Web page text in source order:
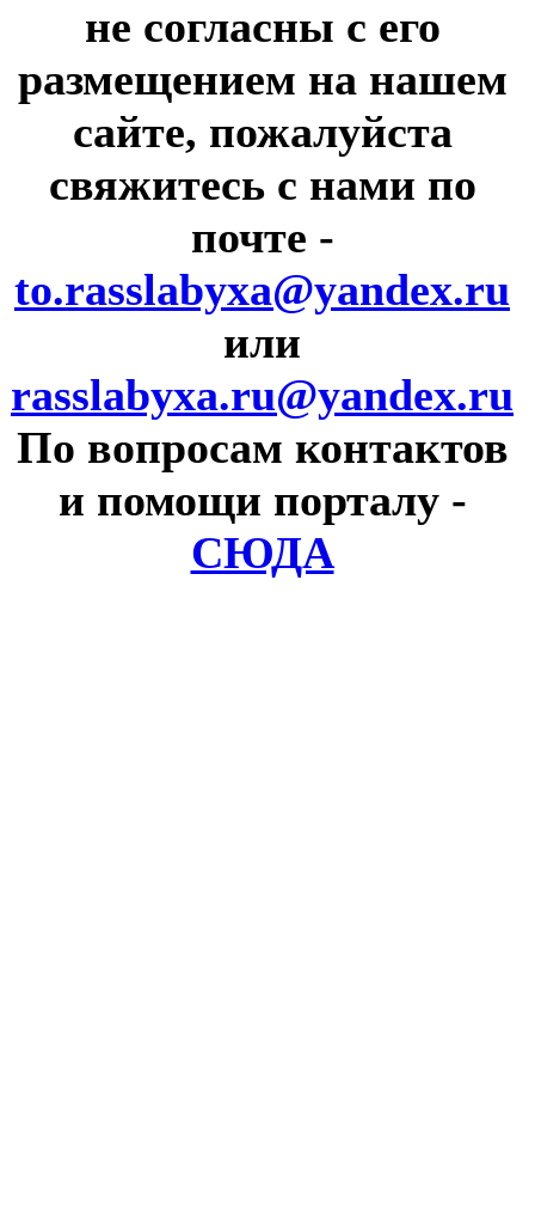
не согласны с его
размещением на нашем
сайте, пожалуйста
свяжитесь с нами по
почте -
to.rasslabyxa@yandex.ru
или
rasslabyxa.ru@yandex.ru
По вопросам контактов
и помощи порталу -
СЮДА